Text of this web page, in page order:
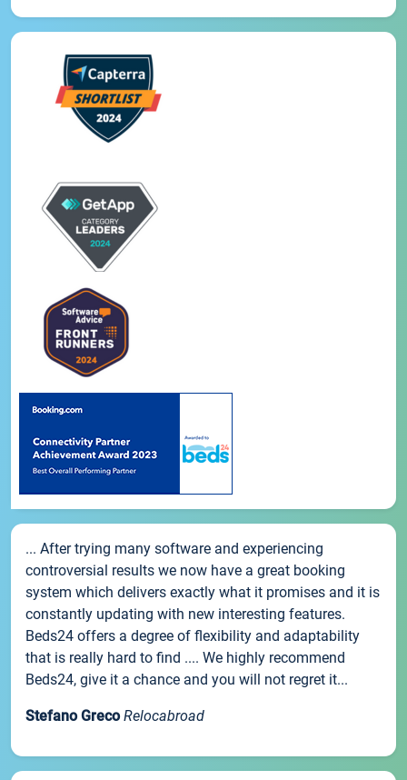
... After trying many software and experiencing
controversial results we now have a great booking
system which delivers exactly what it promises and it is
constantly updating with new interesting features.
Beds24 offers a degree of flexibility and adaptability
that is really hard to find .... We highly recommend
Beds24, give it a chance and you will not regret it...
Stefano Greco Relocabroad